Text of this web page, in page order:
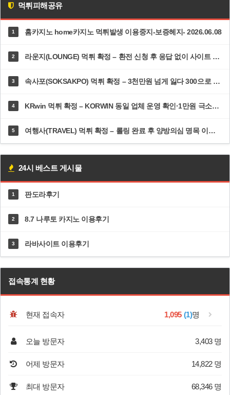
먹튀피해공유
1 홈카지노 home카지노 먹튀발생 이용중지-보증헤지- 2026.06.08
2 라운지(LOUNGE) 먹튀 확정 – 환전 신청 후 응답 없이 사이트 접속 차단·고객센터 두절 | dp-ys.com
3 속사포(SOKSAKPO) 먹튀 확정 – 3천만원 넘게 잃다 300으로 5100 만든 순간 즉시 차단·총판까지 한패 | 속사포주소.com
4 KRwin 먹튀 확정 – KORWIN 동일 업체 운영 확인·1만원 극소액도 환전 거부 | 12krwin.com
5 여행사(TRAVEL) 먹튀 확정 – 롤링 완료 후 양방의심 명목 이틀 방치·추가 롤링 300% 강요 | dal82.com
24시 베스트 게시물
1 판도라후기
2 8.7 나루토 카지노 이용후기
3 라바사이트 이용후기
접속통계 현황
현재 접속자 1,095 (1)명
오늘 방문자 3,403 명
어제 방문자 14,822 명
최대 방문자 68,346 명